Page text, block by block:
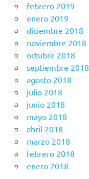
febrero 2019
enero 2019
diciembre 2018
noviembre 2018
octubre 2018
septiembre 2018
agosto 2018
julio 2018
junio 2018
mayo 2018
abril 2018
marzo 2018
febrero 2018
enero 2018